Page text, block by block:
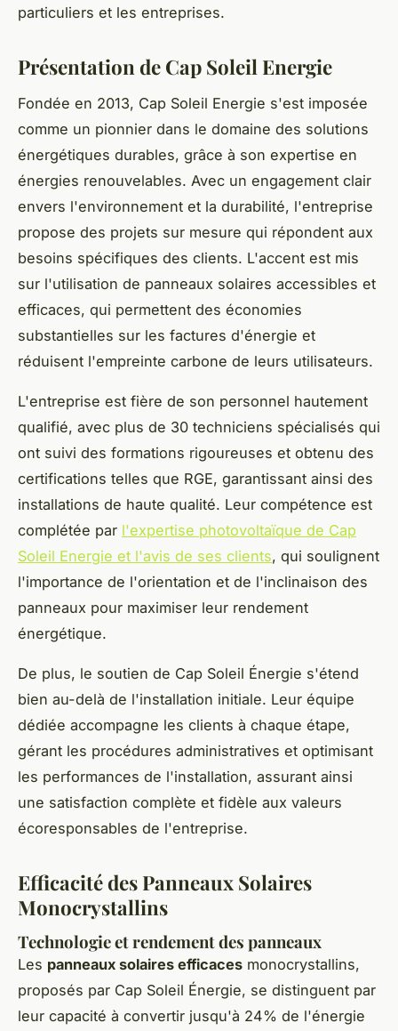
particuliers et les entreprises.
Présentation de Cap Soleil Energie
Fondée en 2013, Cap Soleil Energie s'est imposée
comme un pionnier dans le domaine des solutions
énergétiques durables, grâce à son expertise en
énergies renouvelables. Avec un engagement clair
envers l'environnement et la durabilité, l'entreprise
propose des projets sur mesure qui répondent aux
besoins spécifiques des clients. L'accent est mis
sur l'utilisation de panneaux solaires accessibles et
efficaces, qui permettent des économies
substantielles sur les factures d'énergie et
réduisent l'empreinte carbone de leurs utilisateurs.
L'entreprise est fière de son personnel hautement
qualifié, avec plus de 30 techniciens spécialisés qui
ont suivi des formations rigoureuses et obtenu des
certifications telles que RGE, garantissant ainsi des
installations de haute qualité. Leur compétence est
complétée par l'expertise photovoltaïque de Cap
Soleil Energie et l'avis de ses clients, qui soulignent
l'importance de l'orientation et de l'inclinaison des
panneaux pour maximiser leur rendement
énergétique.
De plus, le soutien de Cap Soleil Énergie s'étend
bien au-delà de l'installation initiale. Leur équipe
dédiée accompagne les clients à chaque étape,
gérant les procédures administratives et optimisant
les performances de l'installation, assurant ainsi
une satisfaction complète et fidèle aux valeurs
écoresponsables de l'entreprise.
Efficacité des Panneaux Solaires
Monocrystallins
Technologie et rendement des panneaux
Les panneaux solaires efficaces monocrystallins,
proposés par Cap Soleil Énergie, se distinguent par
leur capacité à convertir jusqu'à 24% de l'énergie